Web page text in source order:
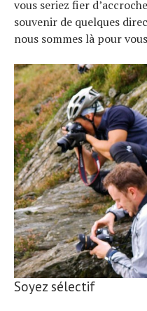
vous seriez fier
souvenir de quelques
nous sommes là pour
Soyez sélectif